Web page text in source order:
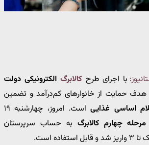
با اجرای طرح کالابرگالکترونیکی دولت
هدف حمایت از خانوارهای کم‌درآمد و تضمین
اساسی غذایی
است. امروز، چهارشنبه ۱۹
مرحله چهارم کالابرگ به حساب سرپرستان
است.